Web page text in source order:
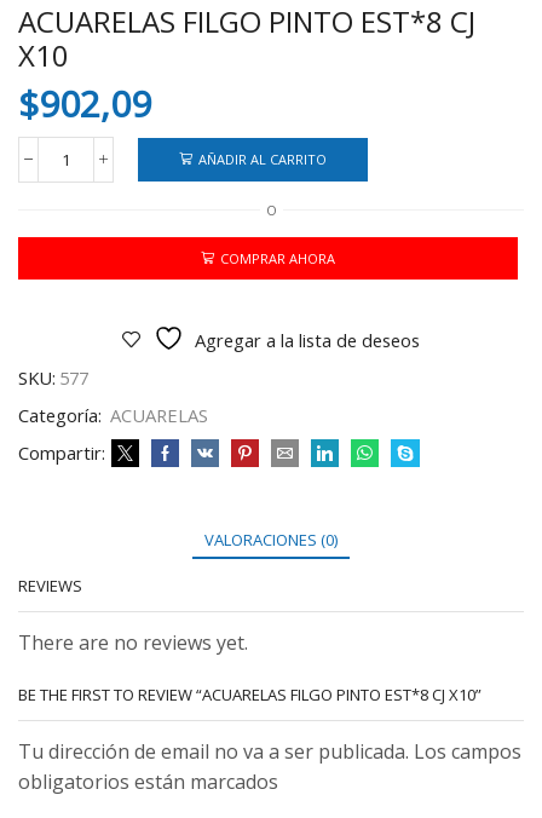
ACUARELAS FILGO PINTO EST*8 CJ
X10
$902,09
ACUARELAS
FILGO
EST*8
X10
AÑADIR AL CARRITO
O
COMPRAR AHORA
Agregar a la lista de deseos
SKU: 577
Categoría: ACUARELAS
Compartir:
VALORACIONES (0)
REVIEWS
There are no reviews yet.
BE THE FIRST TO REVIEW “ACUARELAS FILGO PINTO EST*8 CJ X10”
Tu dirección de email no va a ser publicada. Los campos
obligatorios están marcados